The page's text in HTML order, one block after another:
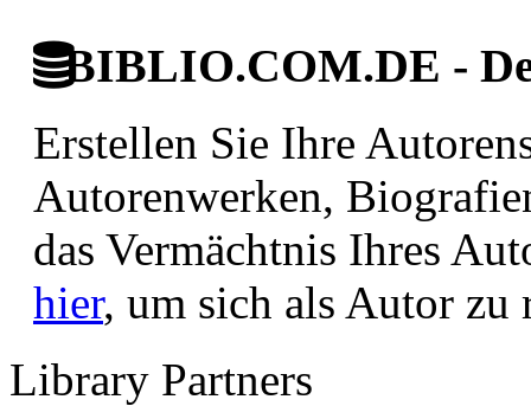
BIBLIO.COM.DE -
Erstellen Sie Ihre
Autorenwerken,
das Vermächtnis Ihres
hier, um sich als Autor zu
Library Partners